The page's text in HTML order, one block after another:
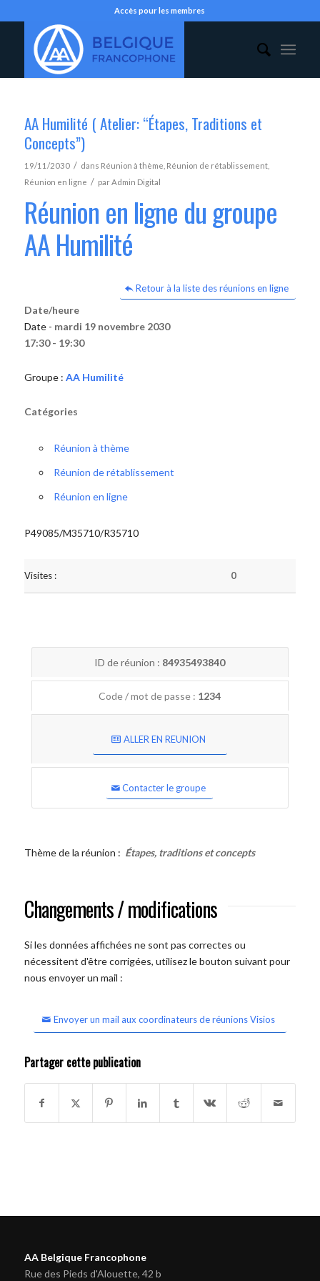
Accès pour les membres
AA Humilité ( Atelier: “Étapes, Traditions et
Concepts”)
19/11/2030 / dans Réunion à thème Réunion de rétablissement,
Réunion en ligne / parAdmin Digital
Réunion en ligne du groupe
AA Humilité
Retour à la liste des réunions en ligne
Date/heure
Date - mardi 19 novembre 2030
17:30 - 19:30
Groupe : AA Humilité
Catégories
Réunion à thème
Réunion de rétablissement
Réunion en ligne
P49085/M35710/R35710
Visites : 0
ID de réunion : 84935493840
Code / mot de passe : 1234
ALLER EN REUNION
Contacter le groupe
Thème de la réunion : Étapes, traditions et concepts
Changements / modifications
Si les données affichées ne sont pas correctes ou
nécessitent d'être corrigées, utilisez le bouton suivant pour
nous envoyer un mail :
Envoyer un mail aux coordinateurs de réunions Visios
Partager cette publication
AA Belgique Francophone
Rue des Pieds d'Alouette, 42 b